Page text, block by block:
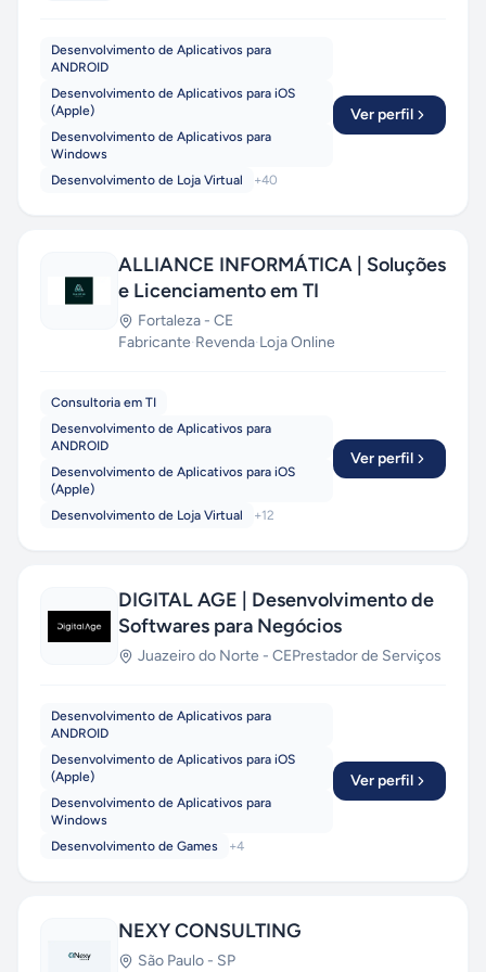
Laravel, Python e Cloud Computing
Brasil, oferecendo orçamentos transparentes,
prazos enxutos e relacionamento próximo. Da
startup que valida uma ideia ao grupo industrial
entrega. Fale com a gente e descubra como
compromisso.
Desenvolvimento de Aplicativos para
ANDROID
Desenvolvimento de Aplicativos para iOS
(Apple)
Desenvolvimento de Aplicativos para
Windows
Desenvolvimento de Loja Virtual
+40
Ver perfil
ALLIANCE INFORMÁTICA | Soluções
e Licenciamento em TI
Fortaleza - CE
Fabricante·Revenda·Loja Online
Consultoria em TI
Desenvolvimento de Aplicativos para
ANDROID
Desenvolvimento de Aplicativos para iOS
(Apple)
Desenvolvimento de Loja Virtual
+12
Ver perfil
DIGITAL AGE | Desenvolvimento de
Softwares para Negócios
Juazeiro do Norte - CEPrestador de Serviços
Desenvolvimento de Aplicativos para
ANDROID
Desenvolvimento de Aplicativos para iOS
(Apple)
Desenvolvimento de Aplicativos para
Windows
Desenvolvimento de Games
+4
Ver perfil
NEXY CONSULTING
São Paulo - SP